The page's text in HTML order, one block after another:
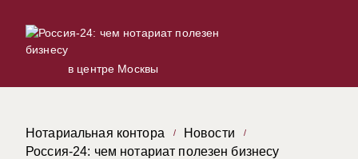
в центре Москвы
Нотариальная контора
Новости
Россия-24: чем нотариат полезен бизнесу